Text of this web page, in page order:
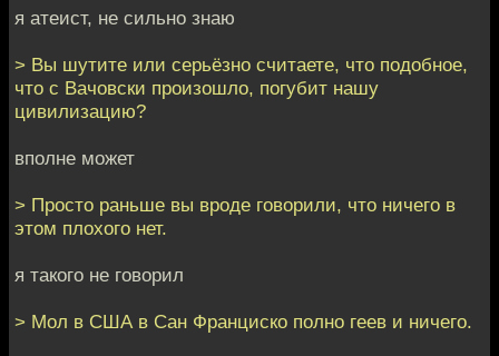
я атеист, не сильно знаю
> Вы шутите или серьёзно считаете, что подобное,
что с Вачовски произошло, погубит нашу
цивилизацию?
вполне может
> Просто раньше вы вроде говорили, что ничего в
этом плохого нет.
я такого не говорил
> Мол в США в Сан Франциско полно геев и ничего.